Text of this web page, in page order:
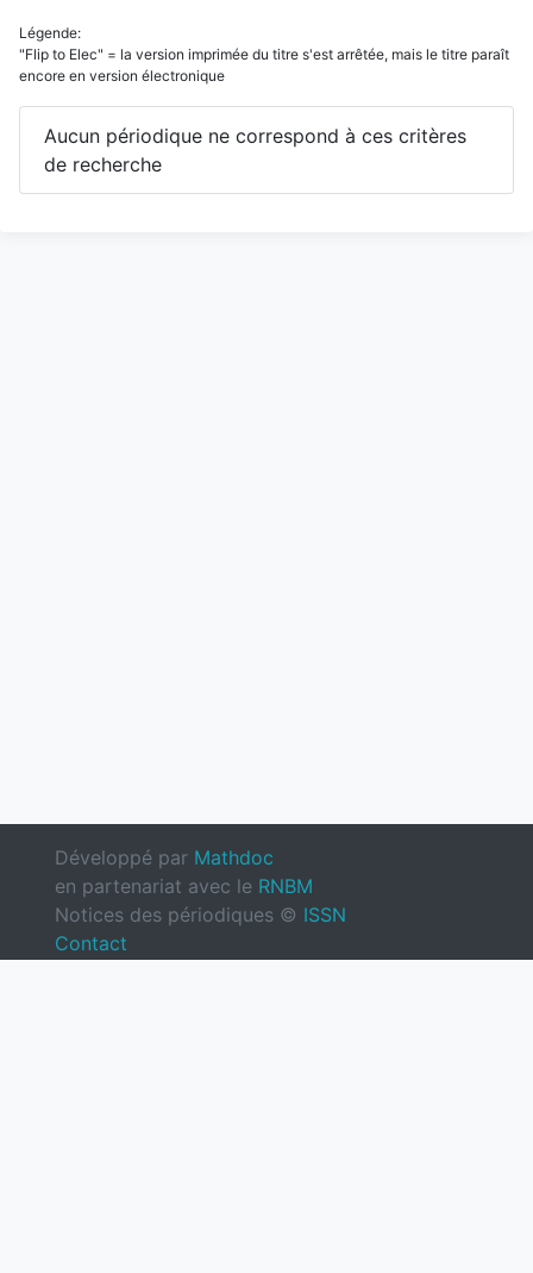
Légende:
"Flip to Elec" = la version imprimée du titre s'est arrêtée, mais le titre paraît
encore en version électronique
Aucun périodique ne correspond à ces critères
de recherche
Développé par Mathdoc
en partenariat avec le RNBM
Notices des périodiques © ISSN
Contact